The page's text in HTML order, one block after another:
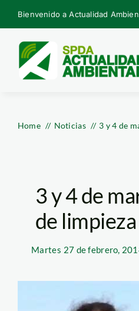
Skip
to
content
Bienvenido a Actualidad
Home Noticias 3 y 4 de
3 y 4 de
de
Martes 27 de febrero,